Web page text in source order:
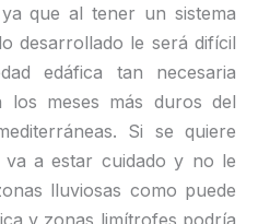
que al tener un sistema
desarrollado le será difícil
edáfica tan necesaria
los meses más duros del
Si se quiere
a estar cuidado y no le
lluviosas como puede